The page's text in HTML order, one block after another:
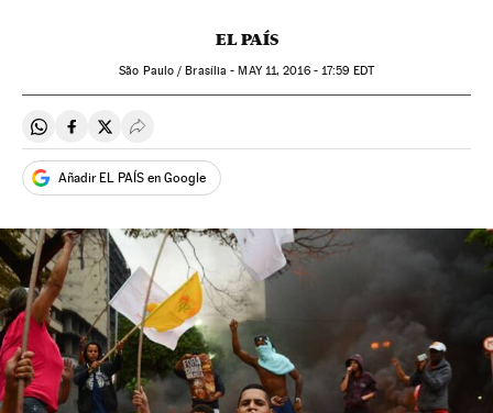
EL PAÍS
São Paulo / Brasília -MAY11, 2016 - 17:59 EDT
Compartir en Whatsapp
Compartir en Facebook
Compartir en Twitter
Desplegar Redes Sociales
Añadir EL PAÍS en Google